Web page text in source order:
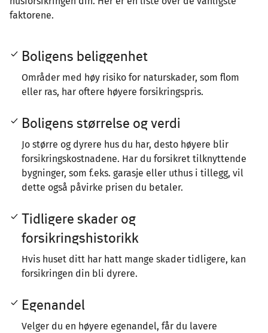
faktorene.
Boligens beliggenhet
Områder med høy risiko for naturskader, som flom
eller ras, har oftere høyere forsikringspris.
Boligens størrelse og verdi
Jo større og dyrere hus du har, desto høyere blir
forsikringskostnadene. Har du forsikret tilknyttende
bygninger, som f.eks. garasje eller uthus i tillegg, vil
dette også påvirke prisen du betaler.
Tidligere skader og
forsikringshistorikk
Hvis huset ditt har hatt mange skader tidligere, kan
forsikringen din bli dyrere.
Egenandel
Velger du en høyere egenandel, får du lavere